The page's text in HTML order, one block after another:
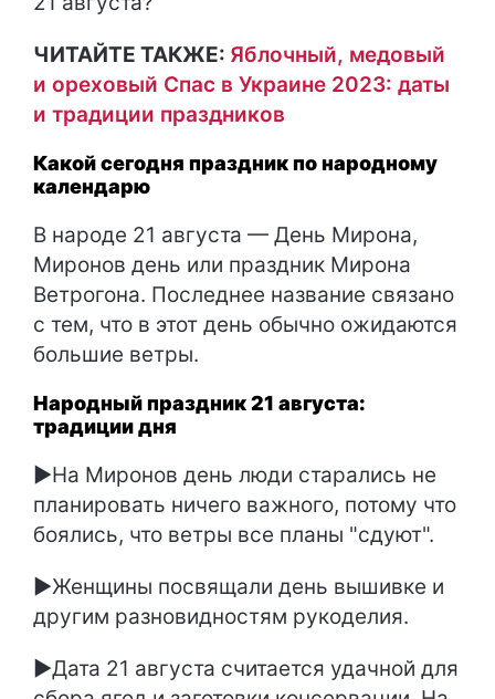
ЧИТАЙТЕ ТАКЖЕ: Яблочный, медовый
и ореховый Спас в Украине 2023: даты
и традиции праздников
Какой сегодня праздник по народному
календарю
В народе 21 августа — День Мирона,
Миронов день или праздник Мирона
Ветрогона. Последнее название связано
с тем, что в этот день обычно ожидаются
большие ветры.
Народный праздник 21 августа:
традиции дня
►На Миронов день люди старались не
планировать ничего важного, потому что
боялись, что ветры все планы "сдуют".
►Женщины посвящали день вышивке и
другим разновидностям рукоделия.
►Дата 21 августа считается удачной для